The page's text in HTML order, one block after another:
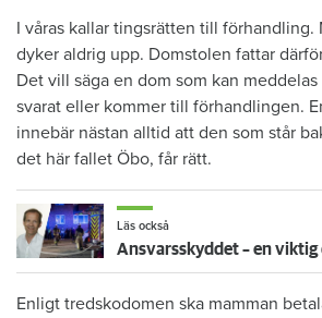
I våras kallar tingsrätten till förhandling.
dyker aldrig upp. Domstolen fattar
Det vill säga en dom som kan
svarat eller kommer till förhandlingen.
innebär nästan alltid att den som står
det här fallet Öbo, får rätt.
Läs också
Enligt tredskodomen ska mamman